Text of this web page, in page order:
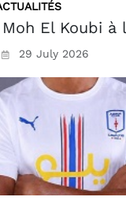
El Koubi à
29 July 2026